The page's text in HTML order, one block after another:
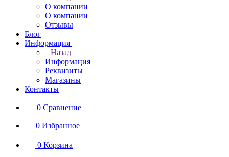
О компании
О компании
Отзывы
Блог
Информация
Назад
Информация
Реквизиты
Магазины
Контакты
0 Сравнение
0 Избранное
0 Корзина